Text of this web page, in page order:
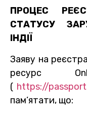
ПРОЦЕС
СТАТУСУ
ІНДІЇ
Заяву на
ресурс
( https://
пам’ятати, що: